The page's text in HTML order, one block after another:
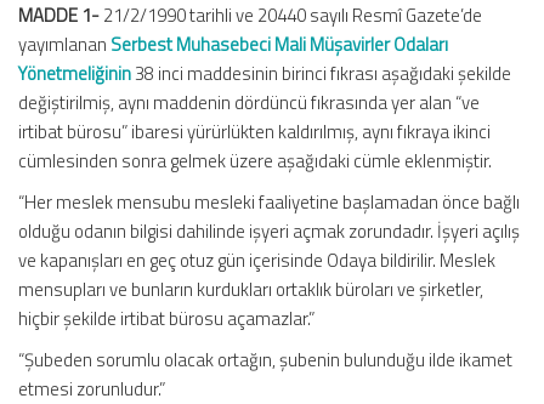
MADDE 1-21/2/1990 tarihli ve 20440 sayılı Resmî Gazete’de
yayımlanan Serbest Muhasebeci Mali Müşavirler Odaları
Yönetmeliğinin38 inci maddesinin birinci fıkrası aşağıdaki şekilde
değiştirilmiş, aynı maddenin dördüncü fıkrasında yer alan “ve
irtibat bürosu” ibaresi yürürlükten kaldırılmış, aynı fıkraya ikinci
cümlesinden sonra gelmek üzere aşağıdaki cümle eklenmiştir.
“Her meslek mensubu mesleki faaliyetine başlamadan önce bağlı
olduğu odanın bilgisi dahilinde işyeri açmak zorundadır. İşyeri açılış
ve kapanışları en geç otuz gün içerisinde Odaya bildirilir. Meslek
mensupları ve bunların kurdukları ortaklık büroları ve şirketler,
hiçbir şekilde irtibat bürosu açamazlar.”
“Şubeden sorumlu olacak ortağın, şubenin bulunduğu ilde ikamet
etmesi zorunludur.”